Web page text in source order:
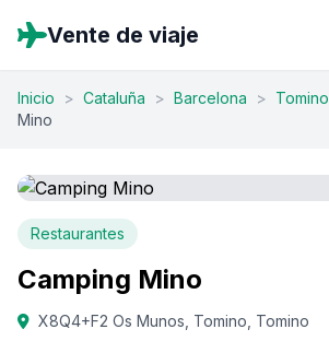
Vente de viaje
Inicio > Cataluña > Barcelona > Tomino
Mino
Restaurantes
Camping Mino
X8Q4+F2 Os Munos, Tomino, Tomino